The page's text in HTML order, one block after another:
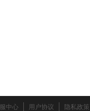
中心 用户协议 隐私政策